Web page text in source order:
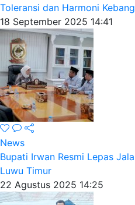
Toleransi dan Harmoni
18 September 2025 14:41
News
Bupati Irwan Resmi Lepas
Luwu Timur
22 Agustus 2025 14:25